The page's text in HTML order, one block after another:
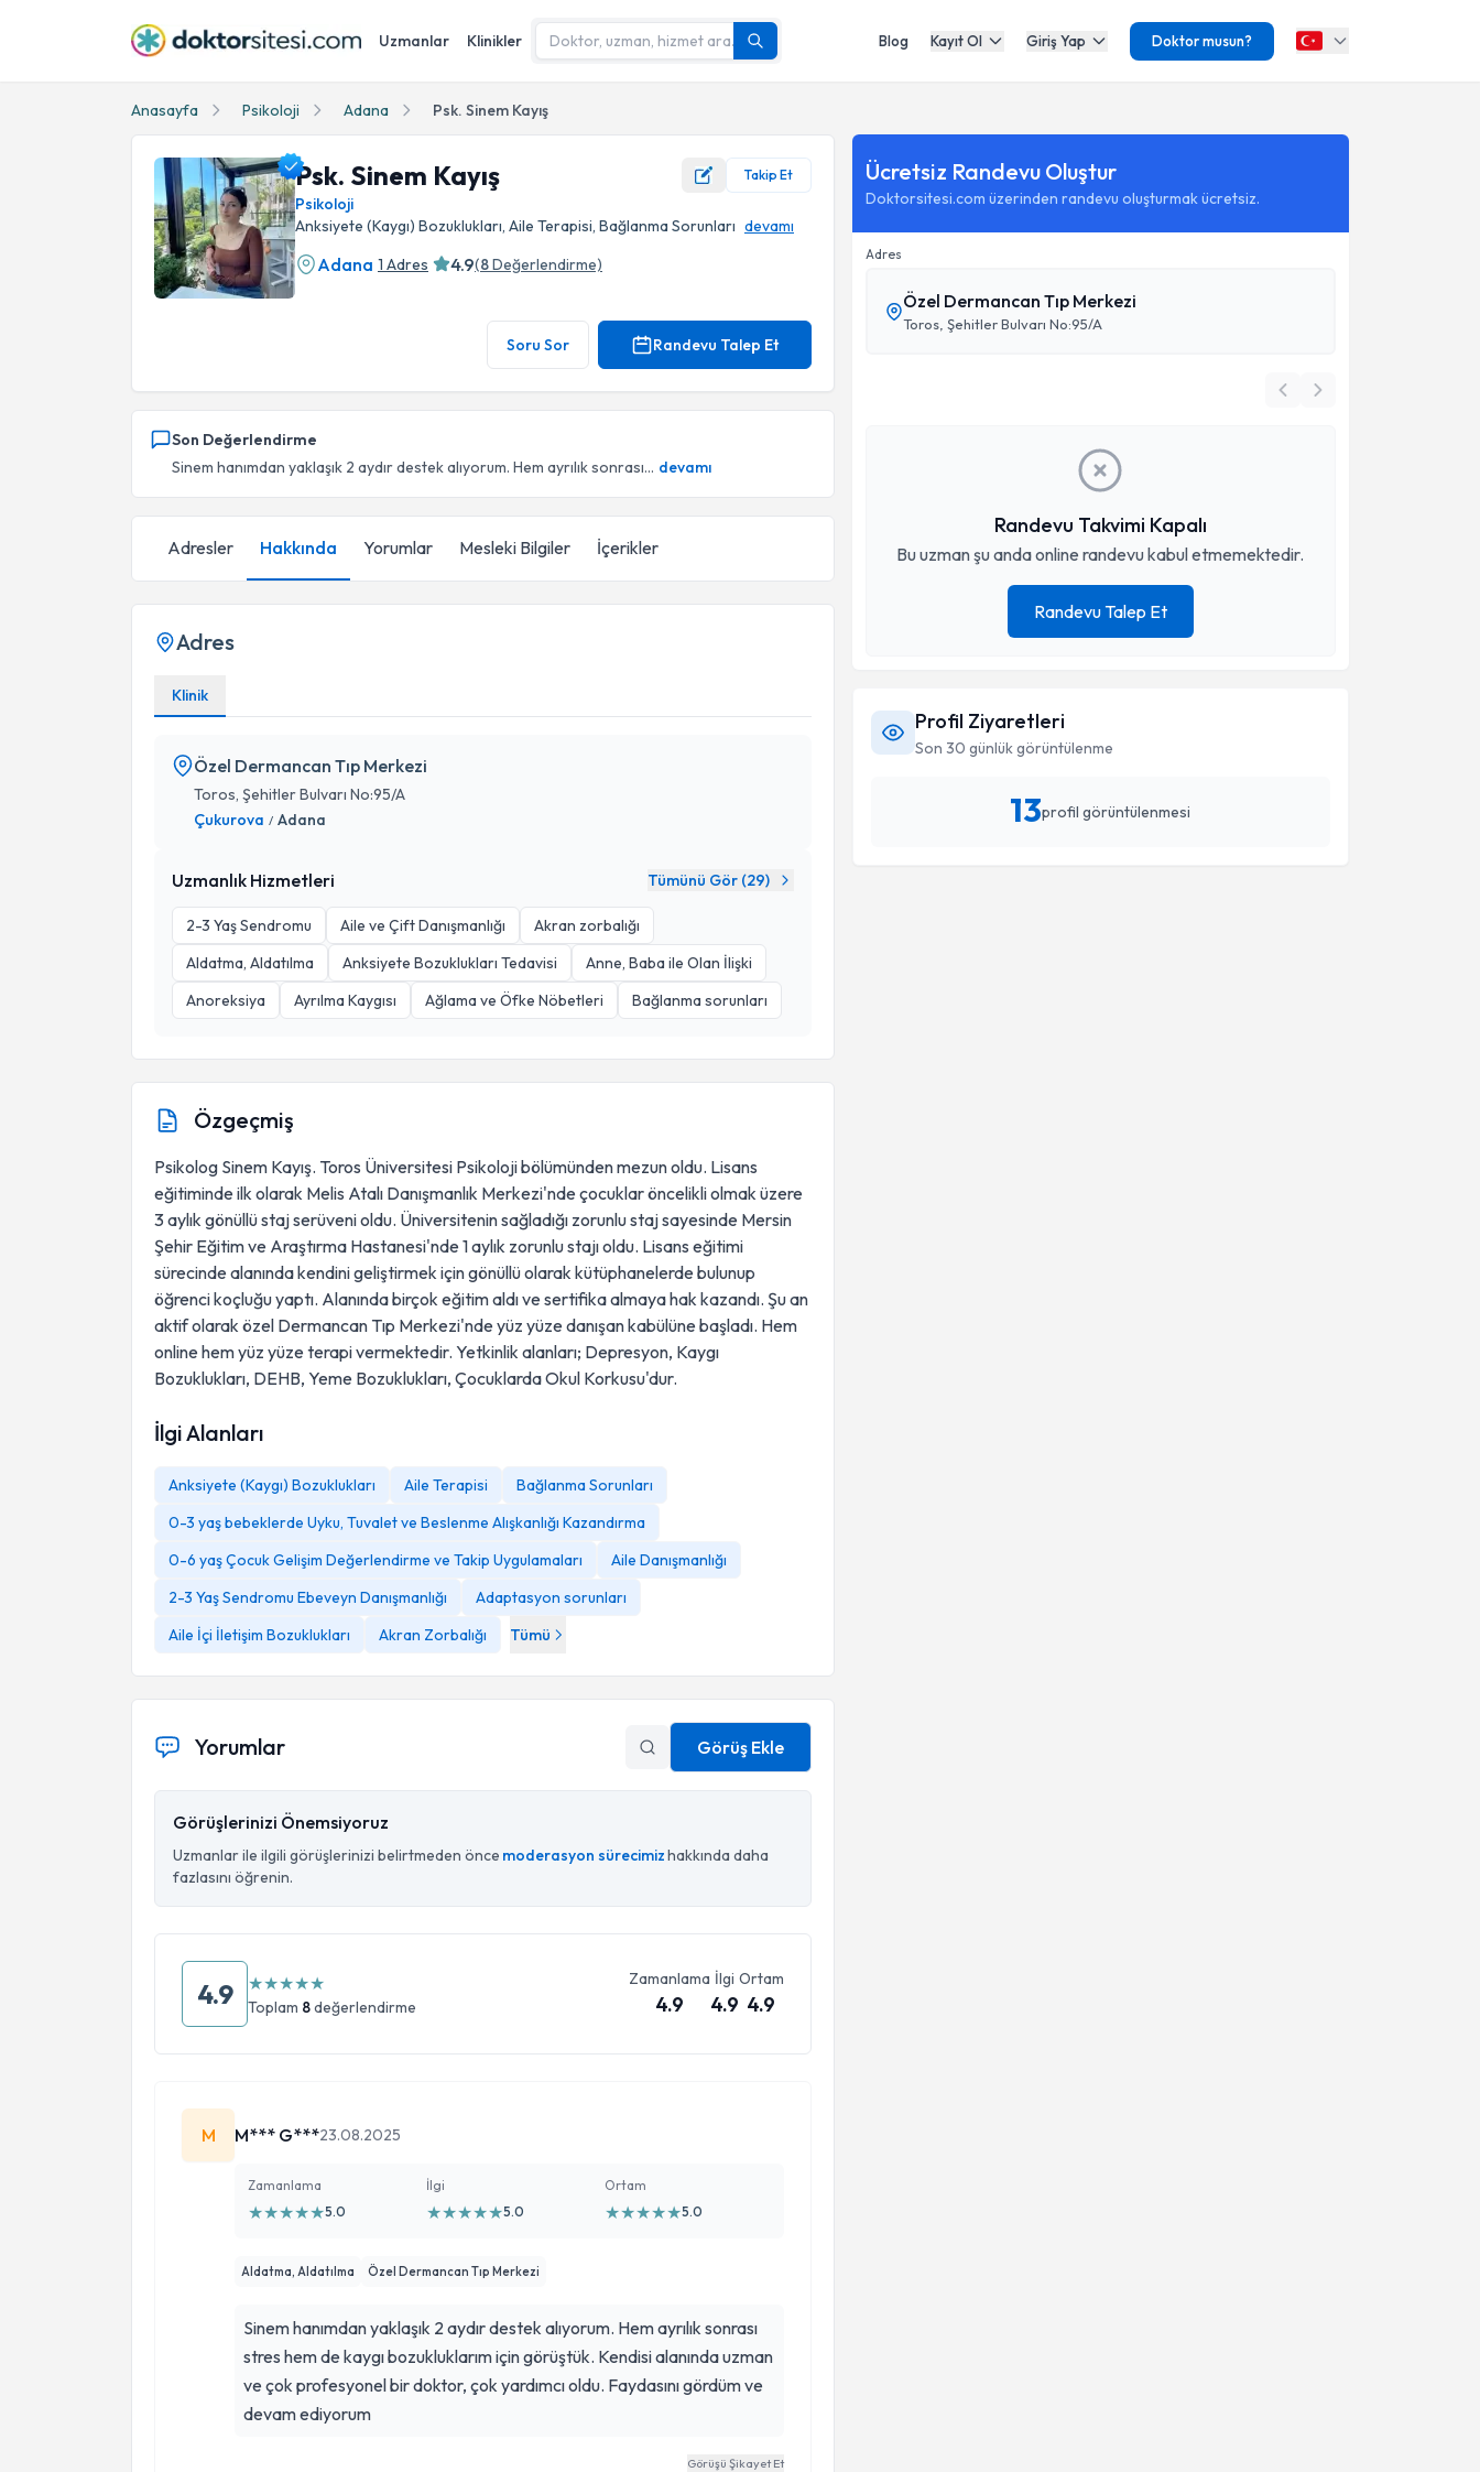
Uzmanlar Klinikler Blog Kayıt Ol Giriş Yap Doktor musun?
Anasayfa Psikoloji Adana Psk. Sinem Kayış
Psk. Sinem Kayış Takip Et
Psikoloji
Anksiyete (Kaygı) Bozuklukları, Aile Terapisi, Bağlanma Sorunları devamı
Adana 1 Adres 4.9(8Değerlendirme)
Soru Sor Randevu Talep Et
Son Değerlendirme
Sinem hanımdan yaklaşık 2 aydır destek alıyorum. Hem ayrılık sonrası... devamı
Adresler Hakkında Yorumlar Mesleki Bilgiler İçerikler
Adres
Klinik
Özel Dermancan Tıp Merkezi
Toros, Şehitler Bulvarı No:95/A
Çukurova / Adana
Uzmanlık Hizmetleri Tümünü Gör (29)
2-3 Yaş Sendromu Aile ve Çift Danışmanlığı
Akran zorbalığı
Aldatma, Aldatılma
Anksiyete Bozuklukları Tedavisi
Anne, Baba ile Olan İlişki
Anoreksiya
Ayrılma Kaygısı Ağlama ve Öfke Nöbetleri Bağlanma sorunları
Özgeçmiş
Psikolog Sinem Kayış. Toros Üniversitesi Psikoloji bölümünden mezun oldu. Lisans
eğitiminde ilk olarak Melis Atalı Danışmanlık Merkezi'nde çocuklar öncelikli olmak üzere
3 aylık gönüllü staj serüveni oldu. Üniversitenin sağladığı zorunlu staj sayesinde Mersin
Şehir Eğitim ve Araştırma Hastanesi'nde 1 aylık zorunlu stajı oldu. Lisans eğitimi
sürecinde alanında kendini geliştirmek için gönüllü olarak kütüphanelerde bulunup
öğrenci koçluğu yaptı. Alanında birçok eğitim aldı ve sertifika almaya hak kazandı. Şu an
aktif olarak özel Dermancan Tıp Merkezi'nde yüz yüze danışan kabülüne başladı. Hem
online hem yüz yüze terapi vermektedir. Yetkinlik alanları; Depresyon, Kaygı
Bozuklukları, DEHB, Yeme Bozuklukları, Çocuklarda Okul Korkusu'dur.
İlgi Alanları
Anksiyete (Kaygı) Bozuklukları Aile Terapisi
Bağlanma Sorunları
0-3 yaş bebeklerde Uyku, Tuvalet ve Beslenme Alışkanlığı Kazandırma
0-6 yaş Çocuk Gelişim Değerlendirme ve Takip Uygulamaları
Aile Danışmanlığı
2-3 Yaş Sendromu Ebeveyn Danışmanlığı
Adaptasyon sorunları
Aile İçi İletişim Bozuklukları
Akran Zorbalığı Tümü
Yorumlar Görüş Ekle
Görüşlerinizi Önemsiyoruz
Uzmanlar ile ilgili görüşlerinizi belirtmeden önce moderasyon sürecimizhakkında daha
fazlasını öğrenin.
4.9 ★★★★★
Toplam 8değerlendirme
Zamanlama
4.9
İlgi
4.9
Ortam
4.9
M M*** G***23.08.2025
Zamanlama
★★★★★5.0
İlgi
★★★★★5.0
Ortam
★★★★★5.0
Aldatma, Aldatılma Özel Dermancan Tıp Merkezi
Sinem hanımdan yaklaşık 2 aydır destek alıyorum. Hem ayrılık sonrası
stres hem de kaygı bozukluklarım için görüştük. Kendisi alanında uzman
ve çok profesyonel bir doktor, çok yardımcı oldu. Faydasını gördüm ve
devam ediyorum
Görüşü Şikayet Et
Ücretsiz Randevu Oluştur
Doktorsitesi.com üzerinden randevu oluşturmak ücretsiz.
Adres
Özel Dermancan Tıp Merkezi
Toros, Şehitler Bulvarı No:95/A
Randevu Takvimi Kapalı
Bu uzman şu anda online randevu kabul etmemektedir.
Randevu Talep Et
Profil Ziyaretleri
Son 30 günlük görüntülenme
13profil görüntülenmesi